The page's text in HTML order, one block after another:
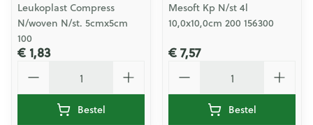
Leukoplast Compress
N/woven N/st. 5cmx5cm
100
€ 1,83
Bestel
Mesoft Kp N/st 4l
10,0x10,0cm 200 156300
€ 7,57
Bestel